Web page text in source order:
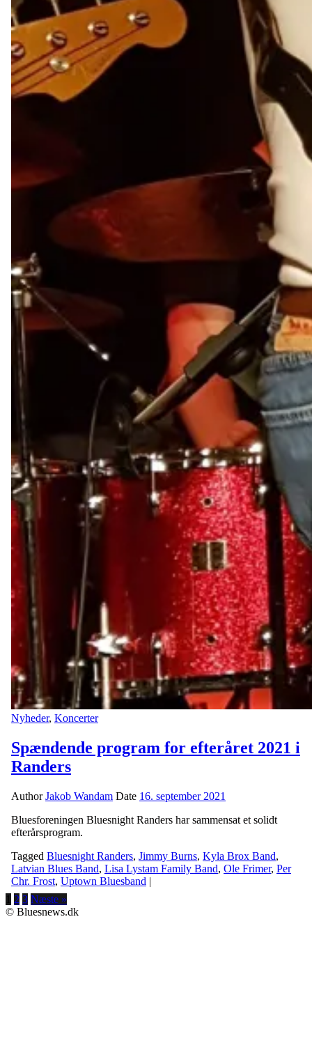
Nyheder, Koncerter
Spændende program for efteråret 2021 i
Randers
AuthorJakob Wandam Date 16. september 2021
Bluesforeningen Bluesnight Randers har sammensat et solidt
efterårsprogram.
Tagged Bluesnight Randers, Jimmy Burns, Kyla Brox Band,
Latvian Blues Band, Lisa Lystam Family Band, Ole Frimer, Per
Chr. Frost, Uptown Bluesband |
2 3 Næste »
© Bluesnews.dk